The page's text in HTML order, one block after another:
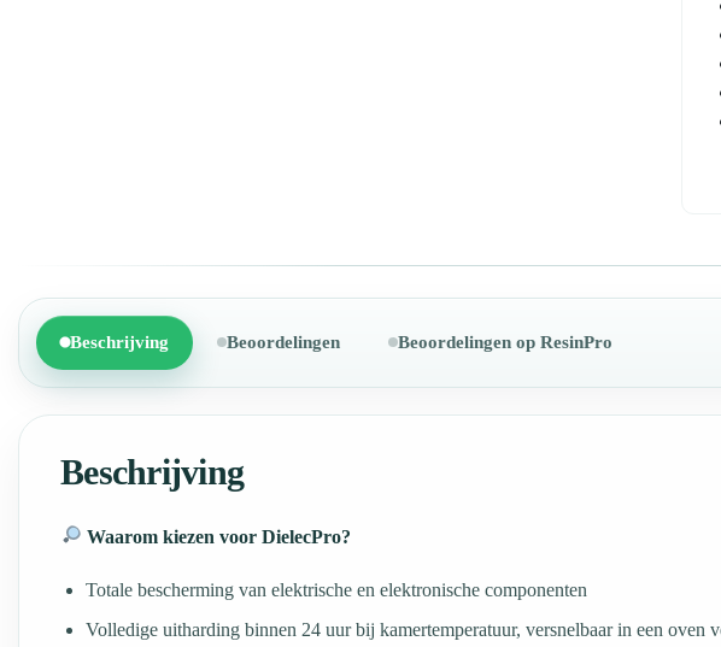
Beschrijving Beoordelingen Beoordelingen op ResinPro
Beschrijving
Waarom kiezen voor DielecPro?
Totale bescherming van elektrische en elektronische componenten
Volledige uitharding binnen 24 uur bij kamertemperatuur, versnelbaar in een oven